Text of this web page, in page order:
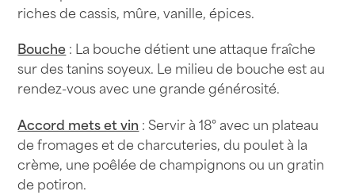
riches de cassis, mûre, vanille, épices.
Bouche: La bouche détient une attaque fraîche
sur des tanins soyeux. Le milieu de bouche est au
rendez-vous avec une grande générosité.
Accord mets et vin : Servir à 18° avec un plateau
de fromages et de charcuteries, du poulet à la
crème, une poêlée de champignons ou un gratin
de potiron.